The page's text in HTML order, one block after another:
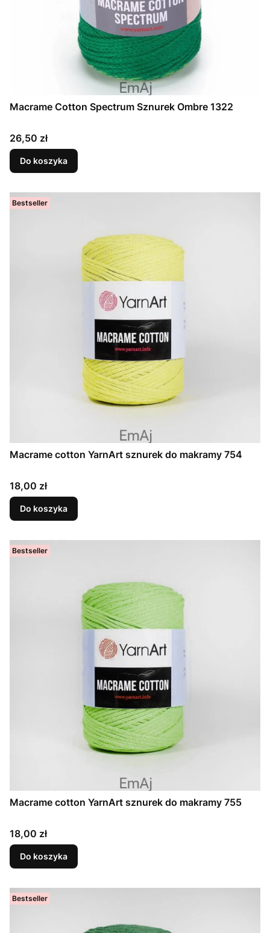
Macrame Cotton Spectrum Sznurek Ombre 1322
Cena
26,50 zł
Do koszyka
Bestseller
Macrame cotton YarnArt sznurek do makramy 754
Cena
18,00 zł
Do koszyka
Bestseller
Macrame cotton YarnArt sznurek do makramy 755
Cena
18,00 zł
Do koszyka
Bestseller